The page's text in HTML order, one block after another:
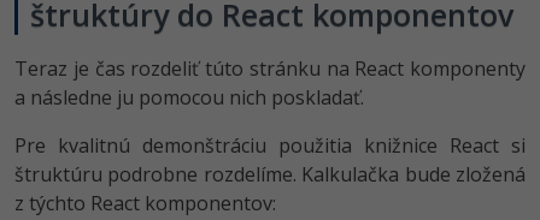
štruktúry do React komponentov
Teraz je čas rozdeliť túto stránku na React komponenty
a následne ju pomocou nich poskladať.
Pre kvalitnú demonštráciu použitia knižnice React si
štruktúru podrobne rozdelíme. Kalkulačka bude zložená
z týchto React komponentov: